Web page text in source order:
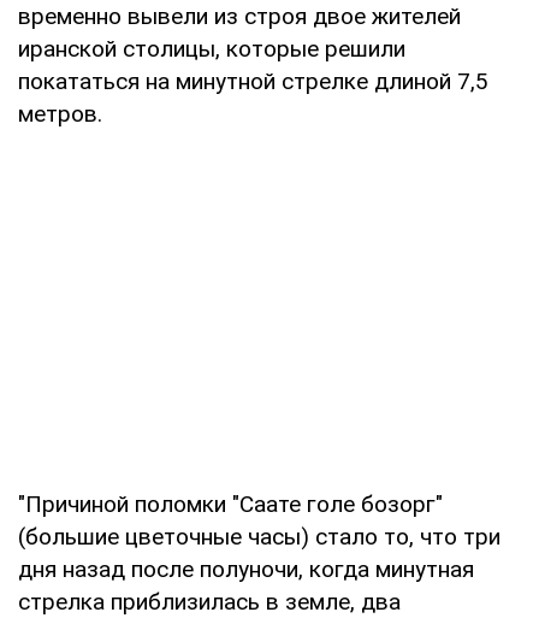
временно вывели из строя двое жителей
иранской столицы, которые решили
покататься на минутной стрелке длиной 7,5
метров.
"Причиной поломки "Саате голе бозорг"
(большие цветочные часы) стало то, что три
дня назад после полуночи, когда минутная
стрелка приблизилась в земле, два